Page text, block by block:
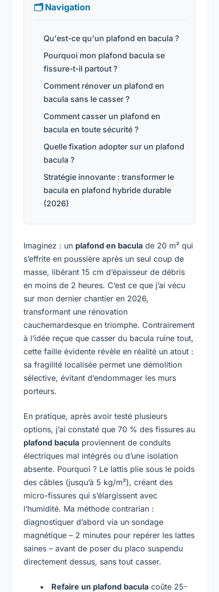
🗂 Navigation
Qu'est-ce qu'un plafond en bacula ?
Pourquoi mon plafond bacula se
fissure-t-il partout ?
Comment rénover un plafond en
bacula sans le casser ?
Comment casser un plafond en
bacula en toute sécurité ?
Quelle fixation adopter sur un plafond
bacula ?
Stratégie innovante : transformer le
bacula en plafond hybride durable
(2026)
Imaginez : un plafond en bacula de 20 m² qui
s’effrite en poussière après un seul coup de
masse, libérant 15 cm d’épaisseur de débris
en moins de 2 heures. C’est ce que j’ai vécu
sur mon dernier chantier en 2026,
transformant une rénovation
cauchemardesque en triomphe. Contrairement
à l’idée reçue que casser du bacula ruine tout,
cette faille évidente révèle en réalité un atout :
sa fragilité localisée permet une démolition
sélective, évitant d’endommager les murs
porteurs.
En pratique, après avoir testé plusieurs
options, j’ai constaté que 70 % des fissures au
plafond bacula proviennent de conduits
électriques mal intégrés ou d’une isolation
absente. Pourquoi ? Le lattis plie sous le poids
des câbles (jusqu’à 5 kg/m²), créant des
micro-fissures qui s’élargissent avec
l’humidité. Ma méthode contrarian :
diagnostiquer d’abord via un sondage
magnétique – 2 minutes pour repérer les lattes
saines – avant de poser du placo suspendu
directement dessus, sans tout casser.
Refaire un plafond bacula coûte 25-